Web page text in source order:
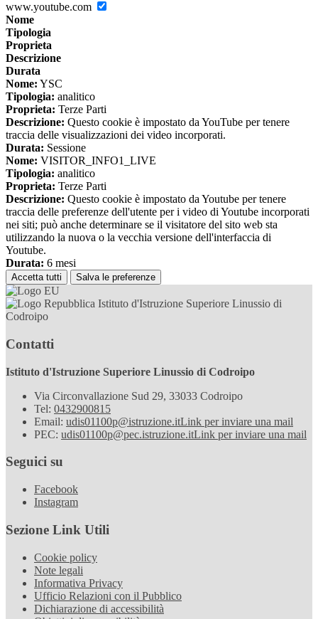
www.youtube.com
Nome
Tipologia
Proprieta
Descrizione
Durata
Nome: YSC
Tipologia: analitico
Proprieta: Terze Parti
Descrizione: Questo cookie è impostato da YouTube per tenere
traccia delle visualizzazioni dei video incorporati.
Durata: Sessione
Nome: VISITOR_INFO1_LIVE
Tipologia: analitico
Proprieta: Terze Parti
Descrizione: Questo cookie è impostato da Youtube per tenere
traccia delle preferenze dell'utente per i video di Youtube incorporati
nei siti; può anche determinare se il visitatore del sito web sta
utilizzando la nuova o la vecchia versione dell'interfaccia di
Youtube.
Durata: 6 mesi
Accetta tutti Salva le preferenze
Istituto d'Istruzione Superiore Linussio di
Codroipo
Contatti
Istituto d'Istruzione Superiore Linussio di Codroipo
Via Circonvallazione Sud 29, 33033 Codroipo
Tel: 0432900815
Email: udis01100p@istruzione.itLink per inviare una mail
PEC: udis01100p@pec.istruzione.itLink per inviare una mail
Seguici su
Facebook
Instagram
Sezione Link Utili
Cookie policy
Note legali
Informativa Privacy
Ufficio Relazioni con il Pubblico
Dichiarazione di accessibilità